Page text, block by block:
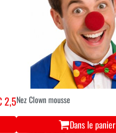
2,5Nez Clown mousse
Dans le panier